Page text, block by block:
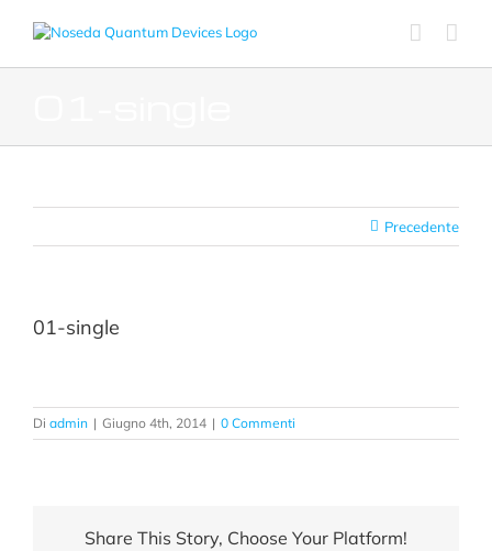
Precedente
01-single
Di admin | Giugno 4th, 2014 | 0 Commenti
Share This Story, Choose Your Platform!